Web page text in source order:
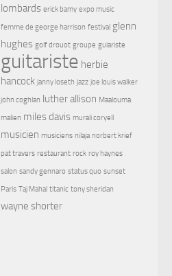
lombards erick bamy expo music
femme de george harrison festival glenn
hughes golf drouot groupe guiariste
guitariste herbie
hancock janny loseth jazz joe louis walker
john coghlan luther allison Maalouma
malien miles davis murali coryell
musicien musiciens nilaja norbert krief
pat travers restaurant rock roy haynes
salon sandy gennaro status quo sunset
Paris Taj Mahal titanic tony sheridan
wayne shorter